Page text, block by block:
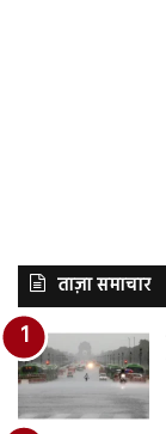
ताज़ा समाचार